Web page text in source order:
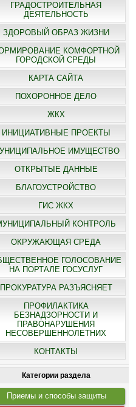
ГРАДОСТРОИТЕЛЬНАЯ
ДЕЯТЕЛЬНОСТЬ
ЗДОРОВЫЙ ОБРАЗ ЖИЗНИ
КОМФОРТНОЙ
ГОРОДСКОЙ СРЕДЫ
КАРТА САЙТА
ПОХОРОННОЕ ДЕЛО
ЖКХ
ИНИЦИАТИВНЫЕ ПРОЕКТЫ
ИМУЩЕСТВО
ОТКРЫТЫЕ ДАННЫЕ
БЛАГОУСТРОЙСТВО
ГИС ЖКХ
КОНТРОЛЬ
ОКРУЖАЮЩАЯ СРЕДА
ГОЛОСОВАНИЕ
НА ПОРТАЛЕ ГОСУСЛУГ
ПРОКУРАТУРА РАЗЪЯСНЯЕТ
ПРОФИЛАКТИКА
БЕЗНАДЗОРНОСТИ И
ПРАВОНАРУШЕНИЯ
НЕСОВЕРШЕННОЛЕТНИХ
КОНТАКТЫ
Категории раздела
Приемы и способы защиты